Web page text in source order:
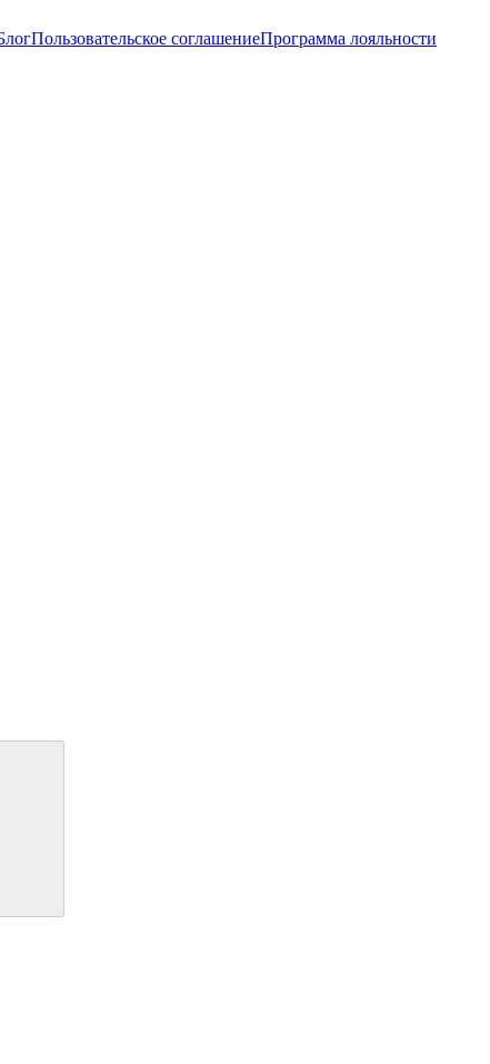
Пользовательское соглашениеПрограмма лояльности